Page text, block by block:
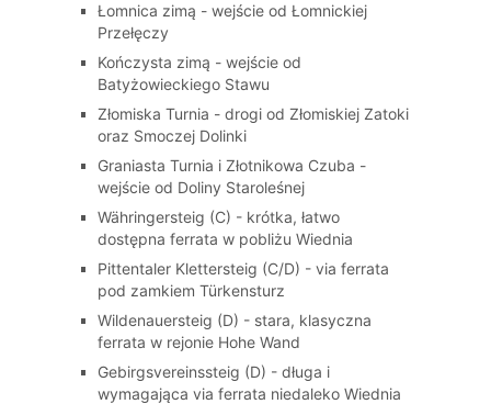
Łomnica zimą - wejście od Łomnickiej
Przełęczy
Kończysta zimą - wejście od
Batyżowieckiego Stawu
Złomiska Turnia - drogi od Złomiskiej Zatoki
oraz Smoczej Dolinki
Graniasta Turnia i Złotnikowa Czuba -
wejście od Doliny Staroleśnej
Währingersteig (C) - krótka, łatwo
dostępna ferrata w pobliżu Wiednia
Pittentaler Klettersteig (C/D) - via ferrata
pod zamkiem Türkensturz
Wildenauersteig (D) - stara, klasyczna
ferrata w rejonie Hohe Wand
Gebirgsvereinssteig (D) - długa i
wymagająca via ferrata niedaleko Wiednia